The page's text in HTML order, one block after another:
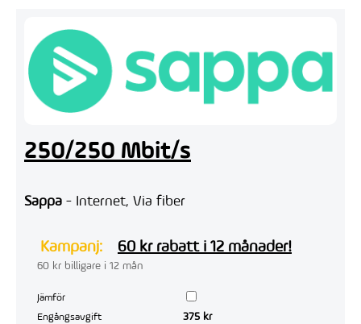
250/250 Mbit/s
Sappa - Internet, Via fiber
Kampanj: 60 kr rabatt i 12 månader!
60 kr billigare i 12 mån
Jämför
Engångsavgift
375 kr